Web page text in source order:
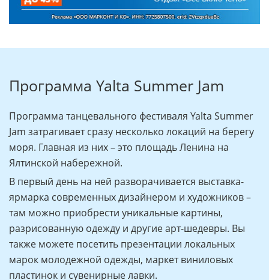
Программа Yalta Summer Jam
Программа танцевального фестиваля Yalta Summer
Jam затрагивает сразу несколько локаций на берегу
моря. Главная из них – это площадь Ленина на
Ялтинской набережной.
В первый день на ней разворачивается выставка-
ярмарка современных дизайнером и художников –
там можно приобрести уникальные картины,
разрисованную одежду и другие арт-шедевры. Вы
также можете посетить презентации локальных
марок молодежной одежды, маркет виниловых
пластинок и сувенирные лавки.